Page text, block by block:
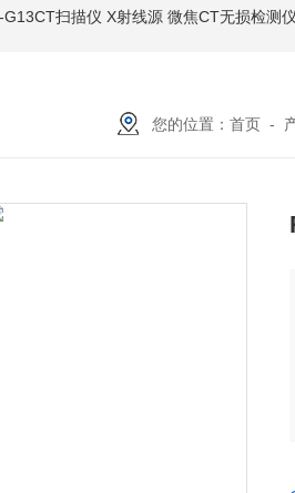
扫描仪 X射线源 微焦CT无损检测仪器
您的位置：首页 -